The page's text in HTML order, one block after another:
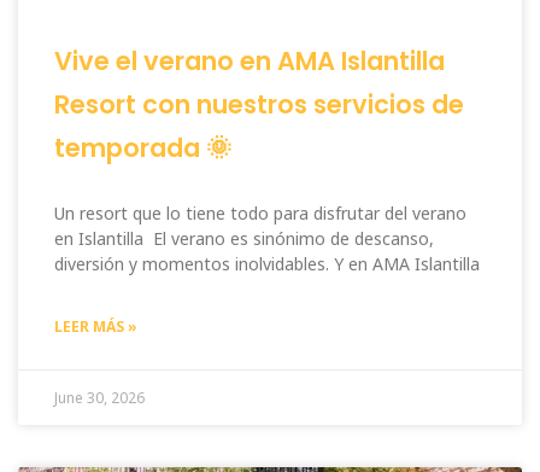
Vive el verano en AMA Islantilla
Resort con nuestros servicios de
temporada 🌞
Un resort que lo tiene todo para disfrutar del verano
en Islantilla El verano es sinónimo de descanso,
diversión y momentos inolvidables. Y en AMA Islantilla
LEER MÁS »
June 30, 2026